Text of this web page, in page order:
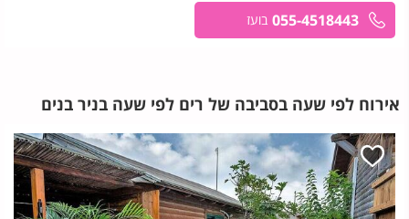
055-4518443 בועז
אירוח לפי שעה בסביבה של רים לפי שעה בניר בנים